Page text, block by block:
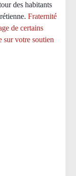
des habitants
Fraternité
de certains
sur votre soutien